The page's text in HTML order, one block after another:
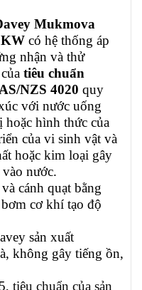
Mukmova
có hệ thống áp
nhận và thử
tiêu chuẩn
NZS 4020 quy
với nước uống
hình thức của
của vi sinh vật và
hoặc kim loại gây
nước.
cánh quạt bằng
cơ khí tạo độ
sản xuất
không gây tiếng ồn,
tiêu chuẩn của sản